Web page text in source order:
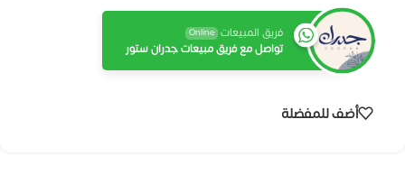
فريق المبيعات Online
تواصل مع فريق مبيعات جدران ستور
أضف للمفضلة